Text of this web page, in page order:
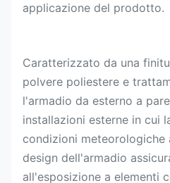
applicazione del prodotto.
Caratterizzato da una
polvere poliestere e
l'armadio da esterno a
installazioni esterne in cui
condizioni meteorologiche
design dell'armadio
all'esposizione a elementi